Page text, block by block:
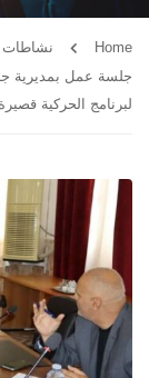
Home
نشاطات
جلسة عمل بمديرية
لبرنامج الحركية